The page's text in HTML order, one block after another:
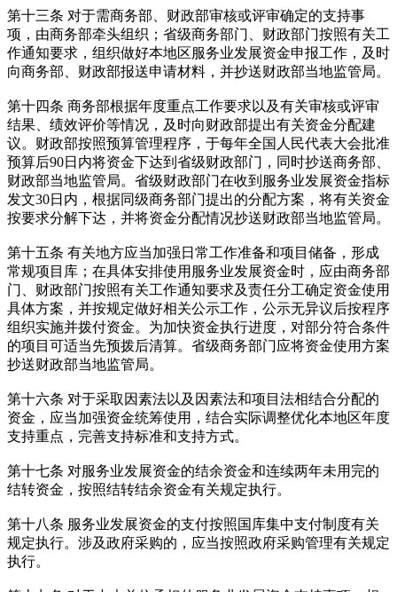
第十三条 对于需商务部、财政部审核或评审确定的支持事
项，由商务部牵头组织；省级商务部门、财政部门按照有关工
作通知要求，组织做好本地区服务业发展资金申报工作，及时
向商务部、财政部报送申请材料，并抄送财政部当地监管局。
第十四条 商务部根据年度重点工作要求以及有关审核或评审
结果、绩效评价等情况，及时向财政部提出有关资金分配建
议。财政部按照预算管理程序，于每年全国人民代表大会批准
预算后90日内将资金下达到省级财政部门，同时抄送商务部、
财政部当地监管局。省级财政部门在收到服务业发展资金指标
发文30日内，根据同级商务部门提出的分配方案，将有关资金
按要求分解下达，并将资金分配情况抄送财政部当地监管局。
第十五条 有关地方应当加强日常工作准备和项目储备，形成
常规项目库；在具体安排使用服务业发展资金时，应由商务部
门、财政部门按照有关工作通知要求及责任分工确定资金使用
具体方案，并按规定做好相关公示工作，公示无异议后按程序
组织实施并拨付资金。为加快资金执行进度，对部分符合条件
的项目可适当先预拨后清算。省级商务部门应将资金使用方案
抄送财政部当地监管局。
第十六条 对于采取因素法以及因素法和项目法相结合分配的
资金，应当加强资金统筹使用，结合实际调整优化本地区年度
支持重点，完善支持标准和支持方式。
第十七条 对服务业发展资金的结余资金和连续两年未用完的
结转资金，按照结转结余资金有关规定执行。
第十八条 服务业发展资金的支付按照国库集中支付制度有关
规定执行。涉及政府采购的，应当按照政府采购管理有关规定
执行。